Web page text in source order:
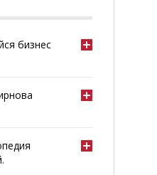
бизнес